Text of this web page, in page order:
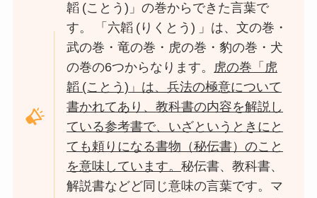
韜 (ことう)」の巻からできた言葉で
す。
「六韜 (りくとう) 」は、文の巻・
武の巻・竜の巻・虎の巻・豹の巻・犬
の巻の6つからなります。 虎の巻 「虎
韜 (ことう)」は、兵法の極意について
書かれてあり、教科書の内容を解説し
ている参考書で、いざというときにと
ても頼りになる書物（秘伝書）のこと
を意味しています。秘伝書、教科書、
解説書などど同じ意味の言葉です。マ